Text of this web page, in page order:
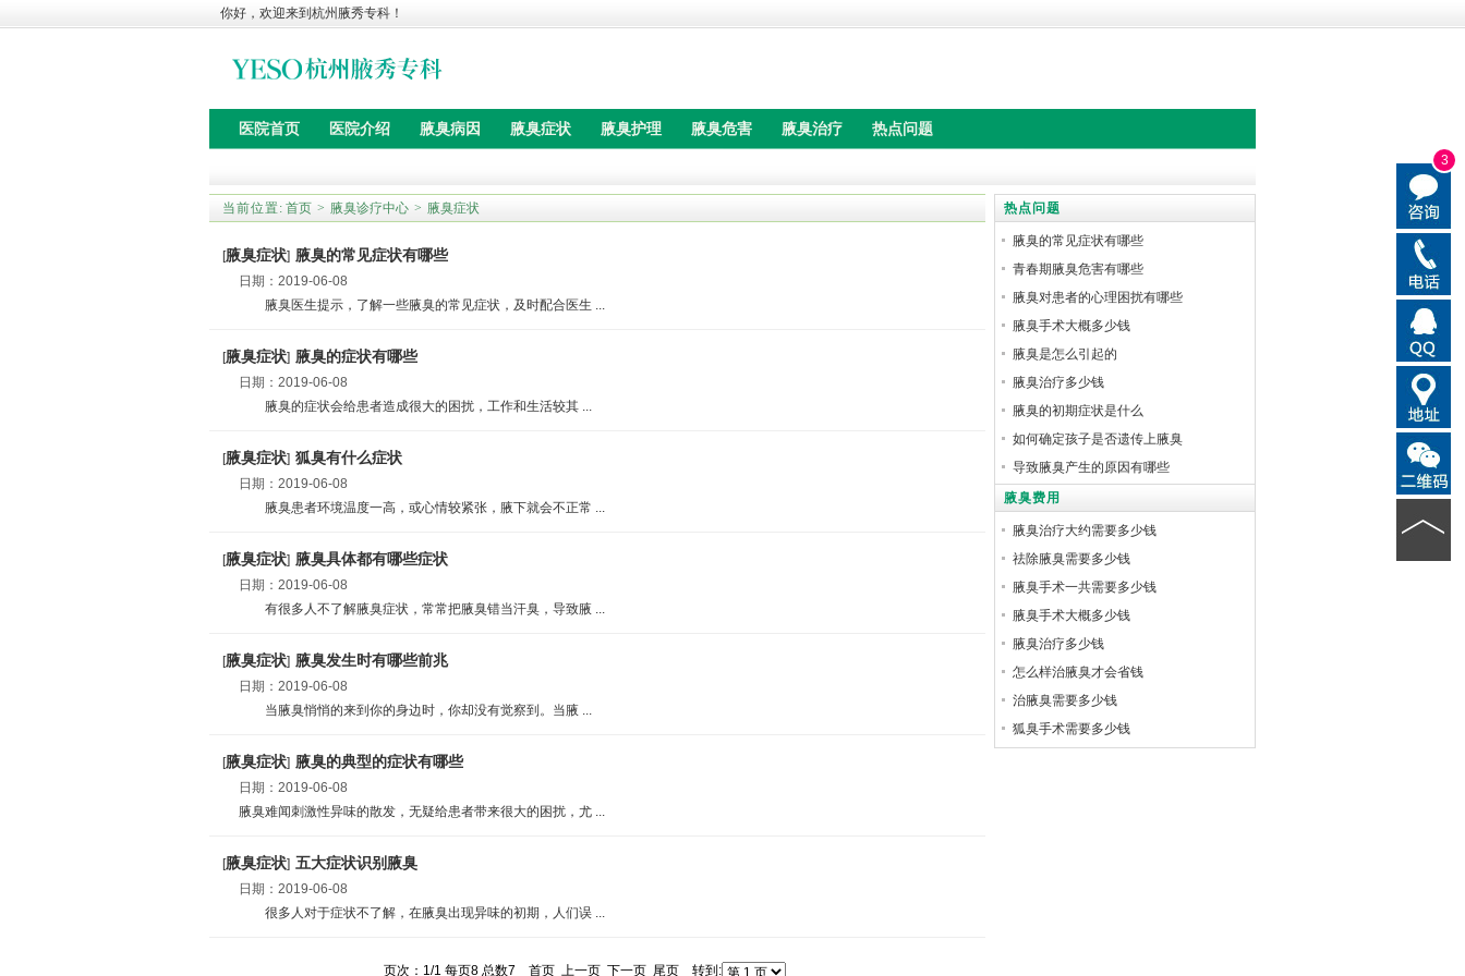
3
你好，欢迎来到杭州腋秀专科！
医院首页 医院介绍 腋臭病因 腋臭症状 腋臭护理 腋臭危害 腋臭治疗 热点问题
当前位置: 首页 > 腋臭诊疗中心 > 腋臭症状
[腋臭症状] 腋臭的常见症状有哪些
日期： 2019-06-08
腋臭医生提示，了解一些腋臭的常见症状，及时配合医生 ...
[腋臭症状] 腋臭的症状有哪些
日期： 2019-06-08
腋臭的症状会给患者造成很大的困扰，工作和生活较其 ...
[腋臭症状] 狐臭有什么症状
日期： 2019-06-08
腋臭患者环境温度一高，或心情较紧张，腋下就会不正常 ...
[腋臭症状] 腋臭具体都有哪些症状
日期： 2019-06-08
有很多人不了解腋臭症状，常常把腋臭错当汗臭，导致腋 ...
[腋臭症状] 腋臭发生时有哪些前兆
日期： 2019-06-08
当腋臭悄悄的来到你的身边时，你却没有觉察到。当腋 ...
[腋臭症状] 腋臭的典型的症状有哪些
日期： 2019-06-08
腋臭难闻刺激性异味的散发，无疑给患者带来很大的困扰，尤 ...
[腋臭症状] 五大症状识别腋臭
日期： 2019-06-08
很多人对于症状不了解，在腋臭出现异味的初期，人们误 ...
页次：1/1 每页8 总数7 首页 上一页 下一页 尾页 转到:
热点问题
腋臭的常见症状有哪些
青春期腋臭危害有哪些
腋臭对患者的心理困扰有哪些
腋臭手术大概多少钱
腋臭是怎么引起的
腋臭治疗多少钱
腋臭的初期症状是什么
如何确定孩子是否遗传上腋臭
导致腋臭产生的原因有哪些
腋臭费用
腋臭治疗大约需要多少钱
祛除腋臭需要多少钱
腋臭手术一共需要多少钱
腋臭手术大概多少钱
腋臭治疗多少钱
怎么样治腋臭才会省钱
治腋臭需要多少钱
狐臭手术需要多少钱